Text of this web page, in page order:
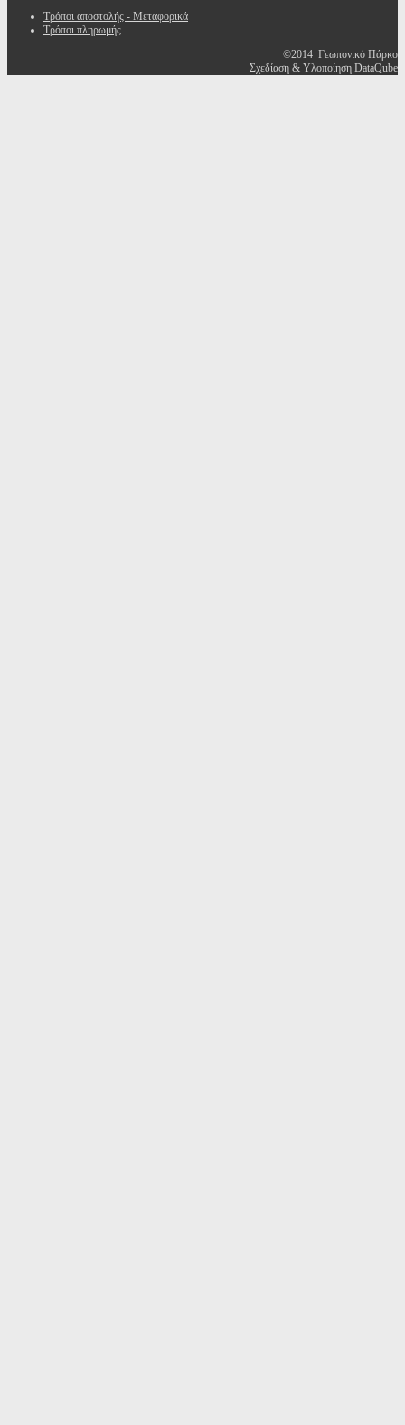
Τρόποι αποστολής - Μεταφορικά
Τρόποι πληρωμής
©2014 Γεωπονικό Πάρκο
Σχεδίαση & Υλοποίηση DataQube